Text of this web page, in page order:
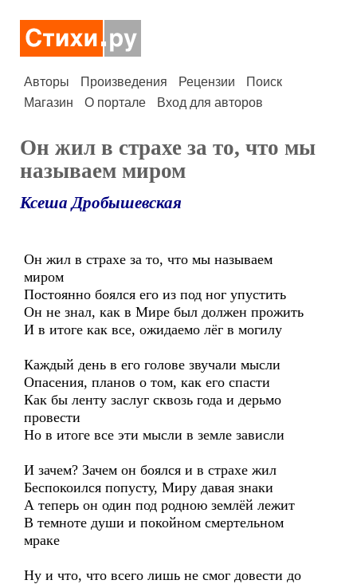
Авторы Произведения Рецензии
Поиск
Магазин
О портале Вход для авторов
Он жил в страхе за то, что мы
называем миром
Ксеша Дробышевская
Он жил в страхе за то, что мы называем
миром
Постоянно боялся его из под ног упустить
Он не знал, как в Мире был должен прожить
И в итоге как все, ожидаемо лёг в могилу
Каждый день в его голове звучали мысли
Опасения, планов о том, как его спасти
Как бы ленту заслуг сквозь года и дерьмо
провести
Но в итоге все эти мысли в земле зависли
И зачем? Зачем он боялся и в страхе жил
Беспокоился попусту, Миру давая знаки
А теперь он один под родною землёй лежит
В темноте души и покойном смертельном
мраке
Ну и что, что всего лишь не смог довести до